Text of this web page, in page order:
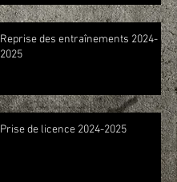
Reprise des entraînements 2024-
2025
Prise de licence 2024-2025